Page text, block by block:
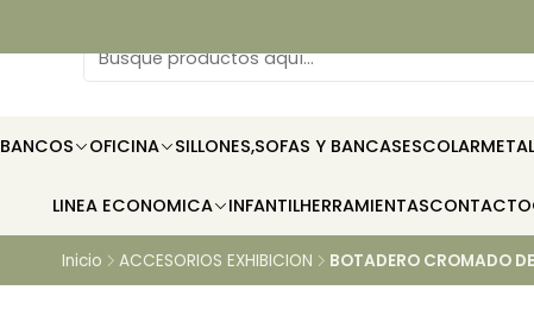
BANCOS OFICINA SILLONES,SOFAS Y BANCASESCOLAR
LINEA ECONOMICA INFANTILHERRAMIENTASCONTACTO
Inicio ACCESORIOS EXHIBICION BOTADERO CROMADO